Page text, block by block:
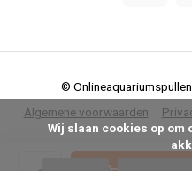
Algemene voorwaarden
© Onlineaquariumspullen